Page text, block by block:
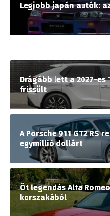
Legjobb japán autók:
Drágább lett a 2027-es
frissült
A Porsche 911 GT2 RS
egymillió dollárt
Öt legendás Alfa
korszakából